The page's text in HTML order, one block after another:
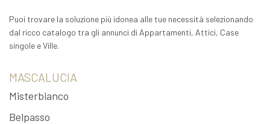
MASCALUCIA
Misterbianco
Belpasso
Puoi trovare la soluzione più idonea alle tue necessità selezionando
dal ricco catalogo tra gli annunci di Appartamenti, Attici, Case
singole e Ville.